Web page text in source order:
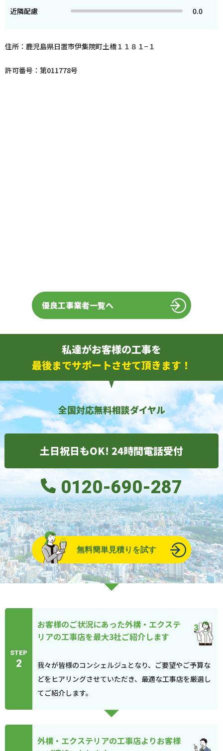
近隣配慮
0.0
住所：鹿児島県日置市伊集院町土橋１１８１−１
許可番号：第011778号
優良工事業者一覧へ
私達がお客様の工事を
最後までサポートさせて頂きます！
全国対応無料相談ダイヤル
土日祝日もOK! 24時間電話受付
0120-690-287
無料簡単見積りを試す
STEP
2
お客様のご状況にあった外構・エクステ
リアの工事店を最大3社ご紹介します
我々が皆様のコンシェルジュとなり、ご要望やご予算な
どをヒアリングさせていただき、最適な工事店を厳選し
てご紹介します。
外構・エクステリアの工事店よりお客様